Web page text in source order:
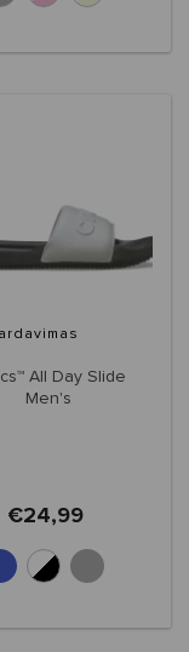
All Day Slide
Men's
€24,99